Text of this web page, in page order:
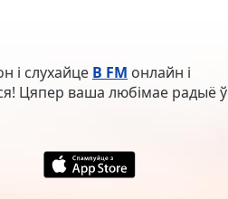
і слухайце B FM онлайн і
Цяпер ваша любімае радыё ў